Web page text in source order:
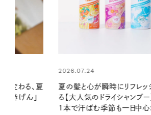
レッシュす
プー】 この
2026.06.01
真夏に向けて、ハーブが香
やりジェルと出合う。暑い季
地よくうるおう、軽やかなボ